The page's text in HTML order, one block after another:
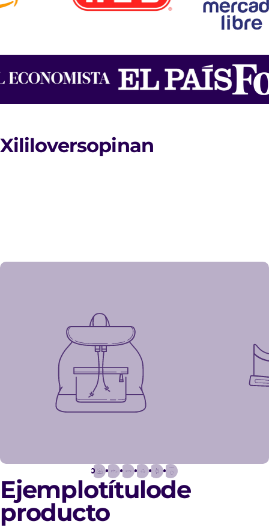
Xililoversopinan
Ejemplotítulode
producto